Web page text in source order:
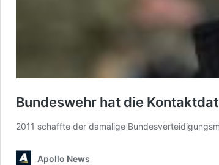
Bundeswehr hat die
2011 schaffte der damalige
Apollo News